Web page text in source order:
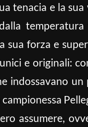
tenacia e la
sua forza e
e originali:
indossavano
campionessa
assumere,